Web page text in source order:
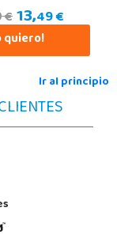
€13,49 €
quiero!
Ir al principio